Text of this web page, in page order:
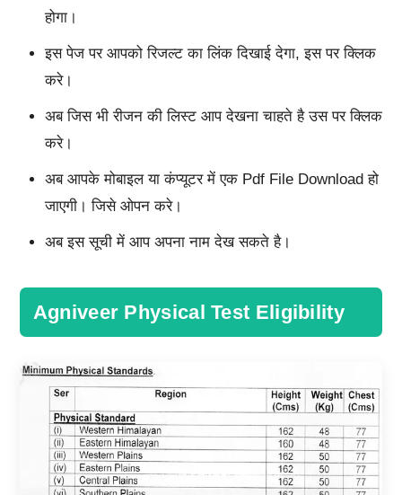
होगा।
इस पेज पर आपको रिजल्ट का लिंक दिखाई देगा, इस पर क्लिक
करे।
अब जिस भी रीजन की लिस्ट आप देखना चाहते है उस पर क्लिक
करे।
अब आपके मोबाइल या कंप्यूटर में एक Pdf File Download हो
जाएगी। जिसे ओपन करे।
अब इस सूची में आप अपना नाम देख सकते है।
Agniveer Physical Test Eligibility